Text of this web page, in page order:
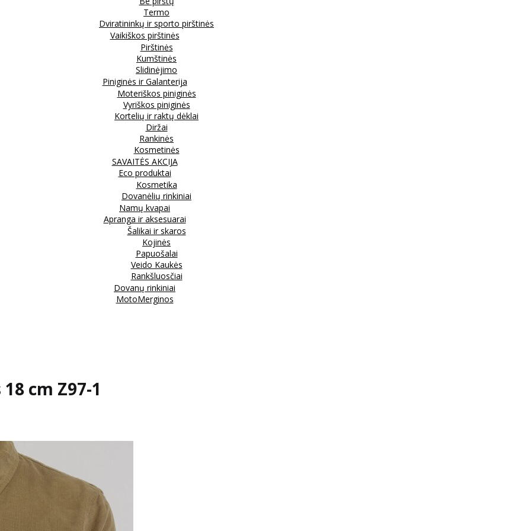
Termo
Dviratininkų ir sporto pirštinės
Vaikiškos pirštinės
Pirštinės
Kumštinės
Slidinėjimo
Piniginės ir Galanterija
Moteriškos piniginės
Vyriškos piniginės
Kortelių ir raktų dėklai
Diržai
Rankinės
Kosmetinės
SAVAITĖS AKCIJA
Eco produktai
Kosmetika
Dovanėlių rinkiniai
Namų kvapai
Apranga ir aksesuarai
Šalikai ir skaros
Kojinės
Papuošalai
Veido Kaukės
Rankšluosčiai
Dovanų rinkiniai
MotoMerginos
cm Z97-1